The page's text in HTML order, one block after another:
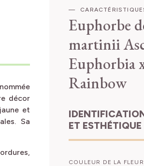
décor
et
Sa
Euphorbe
martinii
Euphorbia
Rainbow
IDENTIFICATION
ET ESTHÉTIQUE
COULEUR DE LA FLEUR